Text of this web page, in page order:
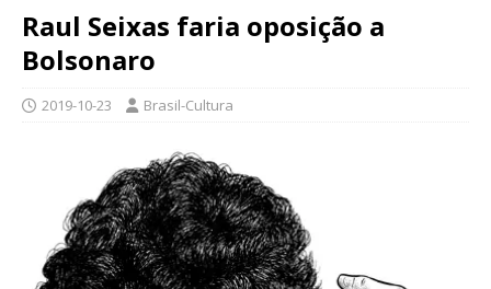
Raul Seixas faria oposição a
Bolsonaro
2019-10-23 Brasil-Cultura